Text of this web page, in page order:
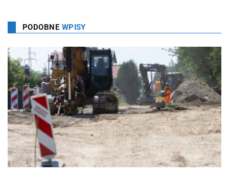
PODOBNE WPISY